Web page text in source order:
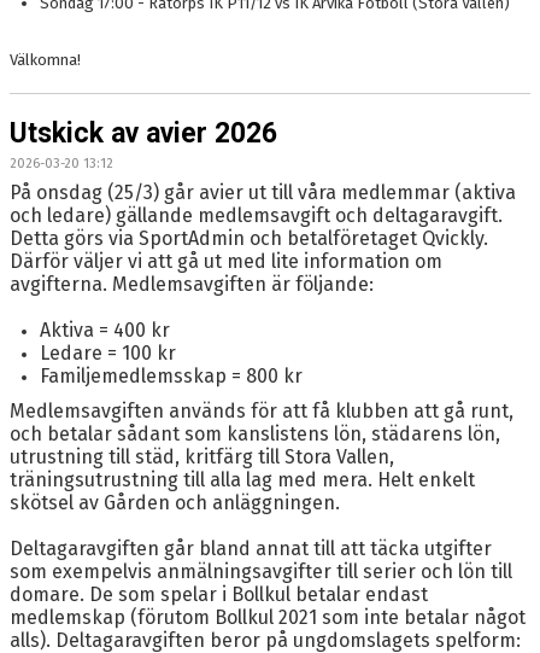
Välkomna!
Utskick av avier 2026
2026-03-20 13:12
På onsdag (25/3) går avier ut till våra medlemmar (aktiva
och ledare) gällande medlemsavgift och deltagaravgift.
Detta görs via SportAdmin och betalföretaget Qvickly.
Därför väljer vi att gå ut med lite information om
avgifterna. Medlemsavgiften är följande:
Aktiva = 400 kr
Ledare = 100 kr
Familjemedlemsskap = 800 kr
Medlemsavgiften används för att få klubben att gå runt,
och betalar sådant som kanslistens lön, städarens lön,
utrustning till städ, kritfärg till Stora Vallen,
träningsutrustning till alla lag med mera. Helt enkelt
skötsel av Gården och anläggningen.
Deltagaravgiften går bland annat till att täcka utgifter
som exempelvis anmälningsavgifter till serier och lön till
domare. De som spelar i Bollkul betalar endast
medlemskap (förutom Bollkul 2021 som inte betalar något
alls). Deltagaravgiften beror på ungdomslagets spelform: